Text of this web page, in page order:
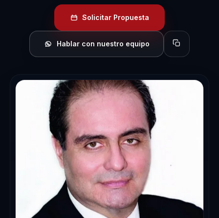
Solicitar Propuesta
Hablar con nuestro equipo Copiar perfil